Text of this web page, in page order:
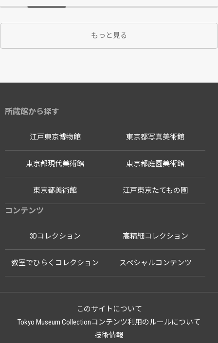
もっと見る
所蔵館から探す
江戸東京博物館
江戸東京たてもの園
東京都写真美術館
東京都現代美術館 東京都庭園美術館
東京都美術館
コンテンツ
3Dコレクション 高精細コレクション
教室でひらくコレクション スペシャルコンテンツ
このサイトについて
Tokyo Museum Collectionコンテンツ利用のルールについて
技術情報